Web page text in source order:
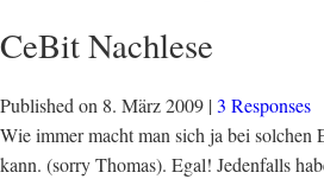
CeBit Nachlese
Published on 8. März 2009 |3 Responses
Wie immer macht man sich ja bei solchen
kann. (sorry Thomas). Egal! Jedenfalls